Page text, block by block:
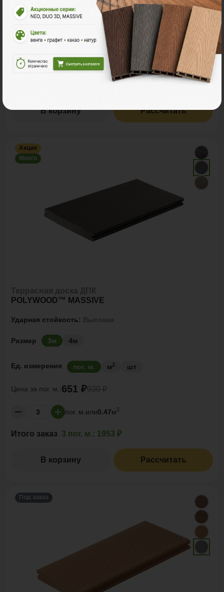
Ед. измерения пог. м. м шт
Цена запог. м.:630 ₽
пог. м.или0.86 2
3780 ₽
В корзину Рассчитать
Акция
Много
POLYWOOD™ MASSIVE
Ударная стойкость:
Размер 3м 4м
Ед. измерения пог. м. м2 шт
Цена за пог. м.:651 ₽
пог. м. или0.47м2
Итого заказ 3 пог. м.: 1953 ₽
В корзину Рассчитать
Под заказ